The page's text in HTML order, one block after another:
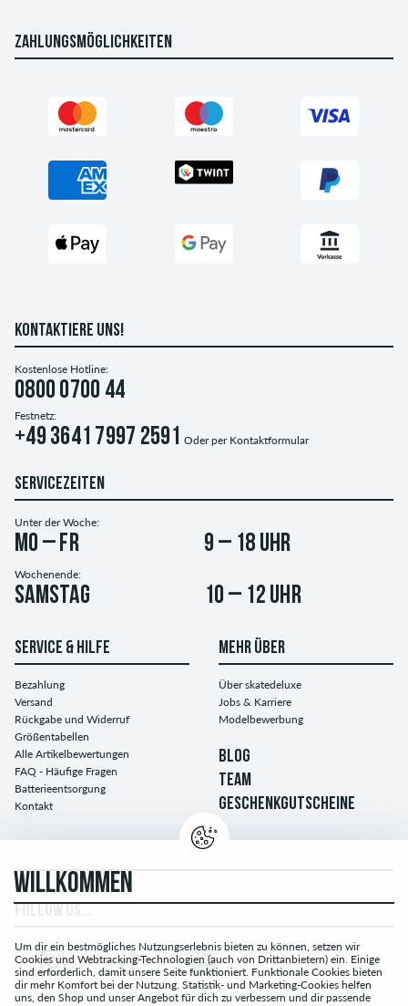
ZAHLUNGSMÖGLICHKEITEN
KONTAKTIERE UNS!
Kostenlose Hotline:
0800 0700 44
Festnetz:
+49 3641 7997 2591 Oder per Kontaktformular
SERVICEZEITEN
Unter der Woche:
Mo – Fr 9 – 18 Uhr
Wochenende:
Samstag 10 – 12 Uhr
SERVICE & HILFE
Bezahlung
Versand
Rückgabe und Widerruf
Größentabellen
Alle Artikelbewertungen
FAQ - Häufige Fragen
Batterieentsorgung
Kontakt
MEHR ÜBER
Über skatedeluxe
Jobs & Karriere
Modelbewerbung
BLOG
TEAM
GESCHENKGUTSCHEINE
WILLKOMMEN
Um dir ein bestmögliches Nutzungserlebnis bieten zu können, setzen wir
Cookies und Webtracking-Technologien (auch von Drittanbietern) ein. Einige
sind erforderlich, damit unsere Seite funktioniert. Funktionale Cookies bieten
dir mehr Komfort bei der Nutzung. Statistik- und Marketing-Cookies helfen
uns, den Shop und unser Angebot für dich zu verbessern und dir passende